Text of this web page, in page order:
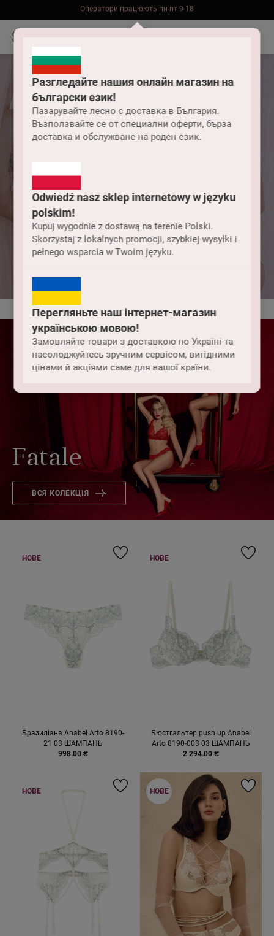
Разгледайте нашия онлайн магазин на
български език!
Пазарувайте лесно с доставка в България.
Възползвайте се от специални оферти, бърза
доставка и обслужване на роден език.
Odwiedź nasz sklep internetowy w języku
polskim!
Kupuj wygodnie z dostawą na terenie Polski.
Skorzystaj z lokalnych promocji, szybkiej wysyłki i
pełnego wsparcia w Twoim języku.
Перегляньте наш інтернет-магазин
українською мовою!
Замовляйте товари з доставкою по Україні та
насолоджуйтесь зручним сервісом, вигідними
цінами й акціями саме для вашої країни.
Безкоштовна доставка до складу НП замовлень від 2000 грн
Спідня білизна
Fatale
ВСЯ КОЛЕКЦІЯ
Бразиліана Anabel Arto 8190-
21 03 ШАМПАНЬ
998.00 ₴
НОВЕ
Бюстгальтер push up Anabel
Arto 8190-003 03 ШАМПАНЬ
2 294.00 ₴
НОВЕ
НОВЕ НОВЕ